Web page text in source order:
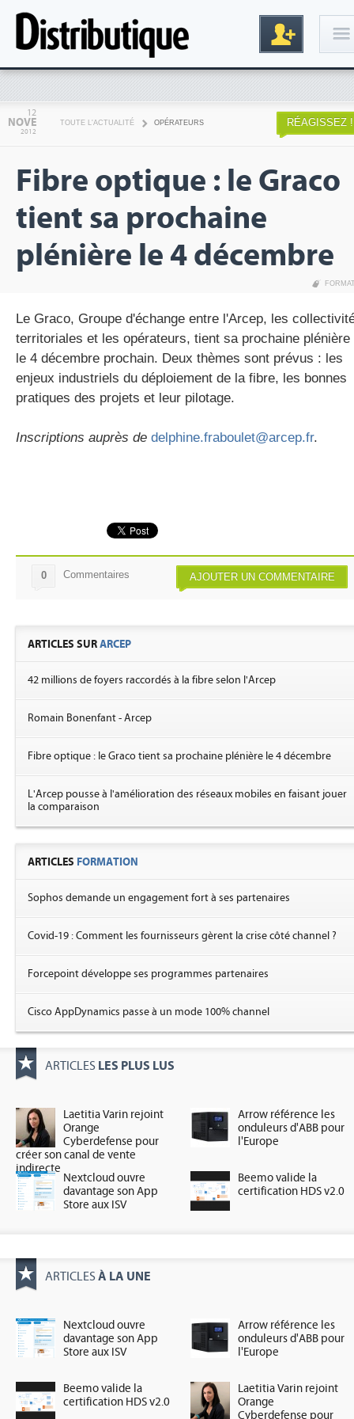
Inscription
12
NOVE
2012
TOUTE L'ACTUALITÉ OPÉRATEURS RÉAGISSEZ !
Fibre optique : le Graco
tient sa prochaine
plénière le 4 décembre
Le Graco, Groupe d'échange entre l'Arcep, les
territoriales et les opérateurs, tient sa prochaine plénière
le 4 décembre prochain. Deux thèmes sont prévus : les
enjeux industriels du déploiement de la fibre, les bonnes
pratiques des projets et leur pilotage.
Inscriptions auprès de delphine.fraboulet@arcep.fr.
AJOUTER UN COMMENTAIRE
0 Commentaires
ARTICLES SURARCEP
42 millions de foyers raccordés à la fibre selon l'Arcep
Romain Bonenfant - Arcep
Fibre optique : le Graco tient sa prochaine plénière le 4 décembre
L'Arcep pousse à l'amélioration des réseaux mobiles en faisant jouer
la comparaison
ARTICLES FORMATION
Sophos demande un engagement fort à ses partenaires
Covid-19 : Comment les fournisseurs gèrent la crise côté channel ?
Forcepoint développe ses programmes partenaires
Cisco AppDynamics passe à un mode 100% channel
ARTICLES LES PLUS LUS
Laetitia Varin rejoint
Orange
Cyberdefense pour
créer son canal de vente
indirecte
Arrow référence les
onduleurs d'ABB pour
l'Europe
Nextcloud ouvre
davantage son App
Store aux ISV
Beemo valide la
certification HDS v2.0
ARTICLES À LA UNE
Nextcloud ouvre
davantage son App
Store aux ISV
Arrow référence les
onduleurs d'ABB pour
l'Europe
Beemo valide la
certification HDS v2.0
Laetitia Varin rejoint
Orange
Cyberdefense pour